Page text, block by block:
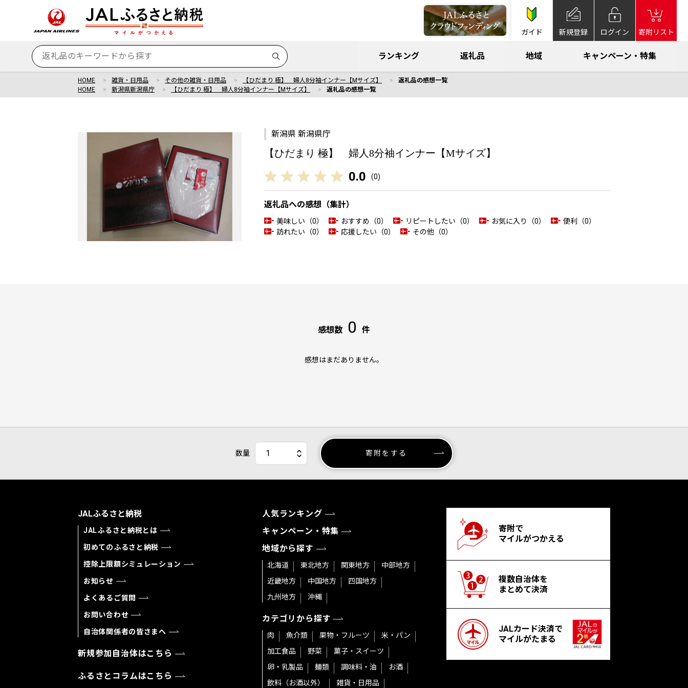
ガイド 新規登録 ログイン 寄附リスト
ランキング 返礼品 地域 キャンペーン・特集
HOME 雑貨・日用品 その他の雑貨・日用品 【ひだまり 極】 婦人8分袖インナー【Mサイズ】
返礼品の感想一覧
HOME
新潟県新潟県庁 【ひだまり 極】 婦人8分袖インナー【Mサイズ】 返礼品の感想一覧
新潟県 新潟県庁
【ひだまり 極】 婦人8分袖インナー【Mサイズ】
0.0 (0)
返礼品への感想（集計）
美味しい（0） おすすめ（0） リピートしたい（0） お気に入り（0）
便利（0）
訪れたい（0）
応援したい（0） その他（0）
感想数 0 件
感想はまだありません。
数量 寄附をする
JALふるさと納税
JALふるさと納税とは
初めてのふるさと納税
控除上限額シミュレーション
お知らせ
よくあるご質問
お問い合わせ
自治体関係者の皆さまへ
新規参加自治体はこちら
ふるさとコラムはこちら
人気ランキング
キャンペーン・特集
地域から探す
北海道 東北地方 関東地方
中部地方
近畿地方
中国地方
四国地方
九州地方
沖縄
カテゴリから探す
肉 魚介類 果物・フルーツ
米・パン
加工食品
野菜
菓子・スイーツ
卵・乳製品
麺類 調味料・油
お酒
飲料（お酒以外）
雑貨・日用品
寄附で
マイルがつかえる
複数自治体を
まとめて決済
JALカード決済で
マイルがたまる